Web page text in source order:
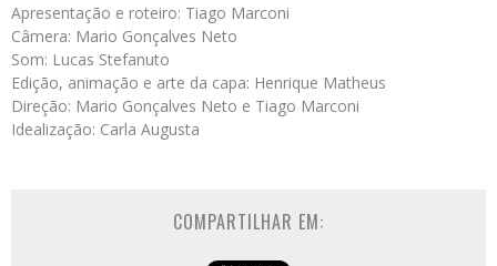
Apresentação e roteiro: Tiago Marconi
Câmera: Mario Gonçalves Neto
Som: Lucas Stefanuto
Edição, animação e arte da capa: Henrique Matheus
Direção: Mario Gonçalves Neto e Tiago Marconi
Idealização: Carla Augusta
COMPARTILHAR EM: